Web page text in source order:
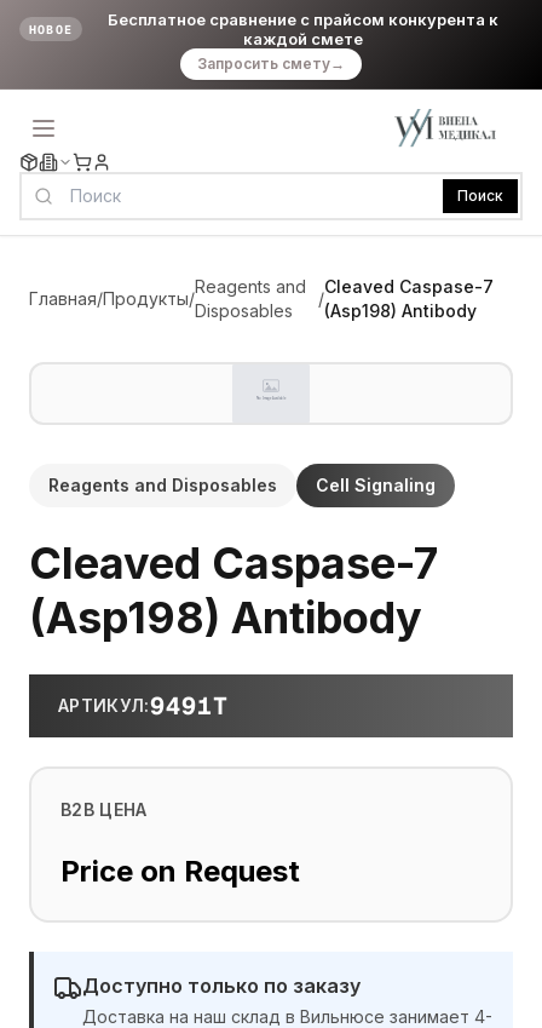
НОВОЕ
Бесплатное сравнение с прайсом конкурента к
каждой смете
Запросить смету→
Поиск
Главная/Продукты/
Reagents and
Disposables
/
Cleaved Caspase-7
(Asp198) Antibody
Reagents and Disposables Cell Signaling
Cleaved Caspase-7
(Asp198) Antibody
АРТИКУЛ:9491T
B2B ЦЕНА
Price on Request
Доступно только по заказу
Доставка на наш склад в Вильнюсе занимает 4-